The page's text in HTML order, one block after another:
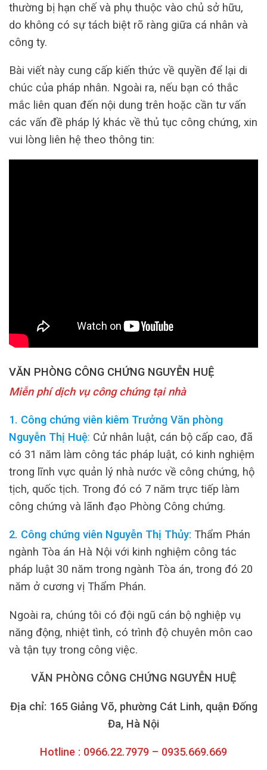
thường bị hạn chế và phụ thuộc vào chủ sở hữu,
do không có sự tách biệt rõ ràng giữa cá nhân và
công ty.
Bài viết này cung cấp kiến thức về quyền để lại di
chúc của pháp nhân. Ngoài ra, nếu bạn có thắc
mắc liên quan đến nội dung trên hoặc cần tư vấn
các vấn đề pháp lý khác về thủ tục công chứng, xin
vui lòng liên hệ theo thông tin:
VĂN PHÒNG CÔNG CHỨNG NGUYỄN HUỆ
Miễn phí dịch vụ công chứng tại nhà
1. Công chứng viên kiêm Trưởng Văn phòng
Nguyễn Thị Huệ: Cử nhân luật, cán bộ cấp cao, đã
có 31 năm làm công tác pháp luật, có kinh nghiệm
trong lĩnh vực quản lý nhà nước về công chứng, hộ
tịch, quốc tịch. Trong đó có 7 năm trực tiếp làm
công chứng và lãnh đạo Phòng Công chứng.
2. Công chứng viên Nguyễn Thị Thủy: Thẩm Phán
ngành Tòa án Hà Nội với kinh nghiệm công tác
pháp luật 30 năm trong ngành Tòa án, trong đó 20
năm ở cương vị Thẩm Phán.
Ngoài ra, chúng tôi có đội ngũ cán bộ nghiệp vụ
năng động, nhiệt tình, có trình độ chuyên môn cao
và tận tụy trong công việc.
VĂN PHÒNG CÔNG CHỨNG NGUYỄN HUỆ
Địa chỉ: 165 Giảng Võ, phường Cát Linh, quận Đống
Đa, Hà Nội
Hotline : 0966.22.7979 – 0935.669.669